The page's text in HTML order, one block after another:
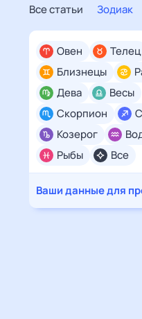
Все статьи Зодиак
Все
Овен
Телец
Близнецы
Дева
Весы
Скорпион
Козерог
Рыбы
Ваши данные для